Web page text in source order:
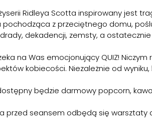
Ridleya Scotta inspirowany jest
pochodząca z przeciętnego domu,
dekadencji, zemsty, a
na Was emocjonujący QUIZ!
kobiecości. Niezależnie od
będzie darmowy popcorn,
przed seansem odbędą się warsztaty